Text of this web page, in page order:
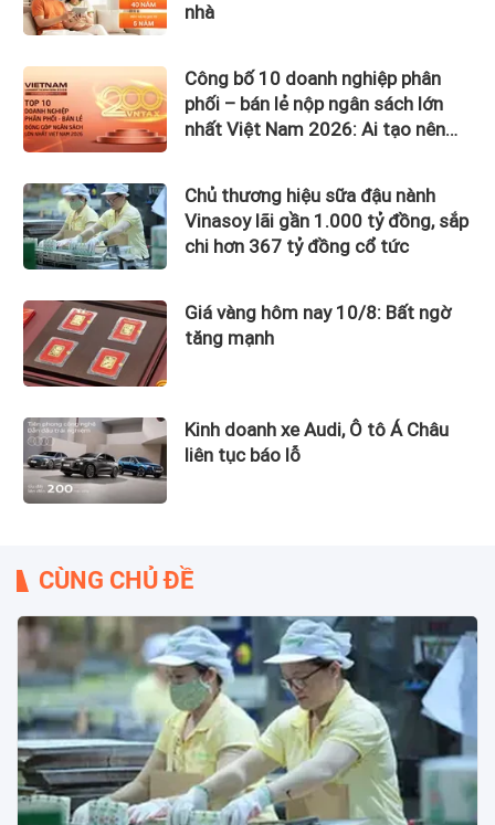
nhà
Công bố 10 doanh nghiệp phân
phối – bán lẻ nộp ngân sách lớn
nhất Việt Nam 2026: Ai tạo nên
Chủ thương hiệu sữa đậu nành
Vinasoy lãi gần 1.000 tỷ đồng, sắp
chi hơn 367 tỷ đồng cổ tức
Giá vàng hôm nay 10/8: Bất ngờ
tăng mạnh
Kinh doanh xe Audi, Ô tô Á Châu
liên tục báo lỗ
CÙNG CHỦ ĐỀ